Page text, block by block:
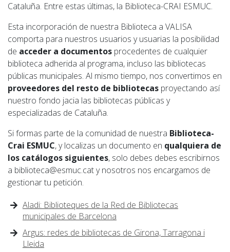
Cataluña. Entre estas últimas, la Biblioteca-CRAI ESMUC.
Esta incorporación de nuestra Biblioteca a VALISA
comporta para nuestros usuarios y usuarias la posibilidad
de acceder a documentos procedentes de cualquier
biblioteca adherida al programa, incluso las bibliotecas
públicas municipales. Al mismo tiempo, nos convertimos en
proveedores del resto de bibliotecas proyectando así
nuestro fondo jacia las bibliotecas públicas y
especializadas de Cataluña.
Si formas parte de la comunidad de nuestra Biblioteca-
Crai ESMUC, y localizas un documento en qualquiera de
los catálogos siguientes, solo debes debes escribirnos
a biblioteca@esmuc.cat y nosotros nos encargamos de
gestionar tu petición.
Aladi: Biblioteques de la Red de Bibliotecas
municipales de Barcelona
Argus: redes de bibliotecas de Girona, Tarragona i
Lleida